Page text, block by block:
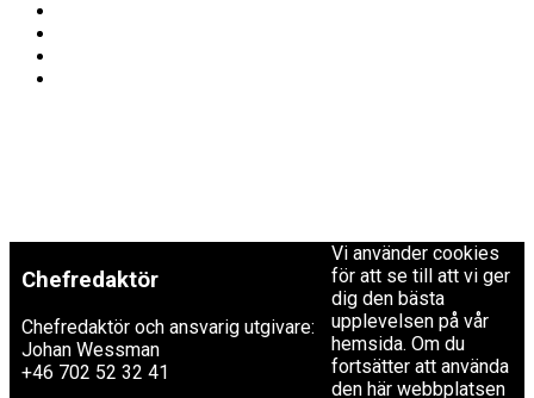
Chefredaktör
Chefredaktör och ansvarig utgivare:
Johan Wessman
+46 702 52 32 41
Vi använder cookies
för att se till att vi ger
dig den bästa
upplevelsen på vår
hemsida. Om du
fortsätter att använda
den här webbplatsen